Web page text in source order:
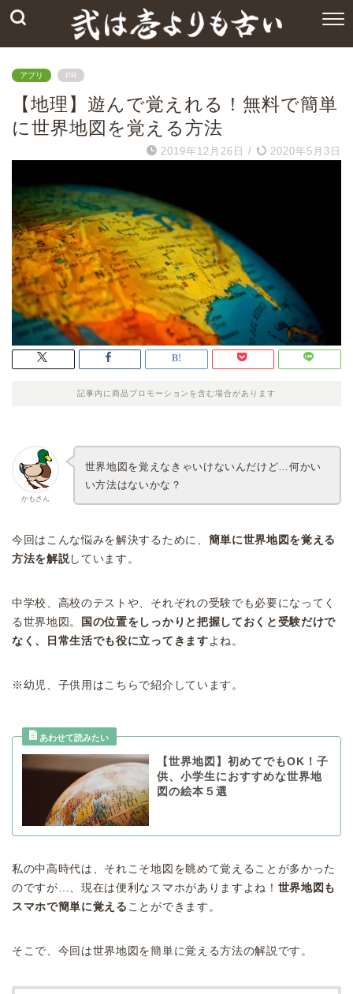
アプリ PR
【地理】遊んで覚えれる！無料で簡単
に世界地図を覚える方法
2019年12月26日 / 2020年5月3日
記事内に商品プロモーションを含む場合があります
かもさん
世界地図を覚えなきゃいけないんだけど…何かい
い方法はないかな？
今回はこんな悩みを解決するために、 簡単に世界地図を覚える
方法を解説しています。
中学校、高校のテストや、それぞれの受験でも必要になってく
る世界地図。
国の位置をしっかりと把握しておくと受験だけで
なく、日常生活でも役に立ってきますよね。
※幼児、子供用はこちらで紹介しています。
【世界地図】初めてでもOK！子
供、小学生におすすめな世界地
図の絵本５選
私の中高時代は、それこそ地図を眺めて覚えることが多かった
のですが…、現在は便利なスマホがありますよね！ 世界地図も
スマホで簡単に覚える ことができます。
そこで、今回は世界地図を簡単に覚える方法の解説です。